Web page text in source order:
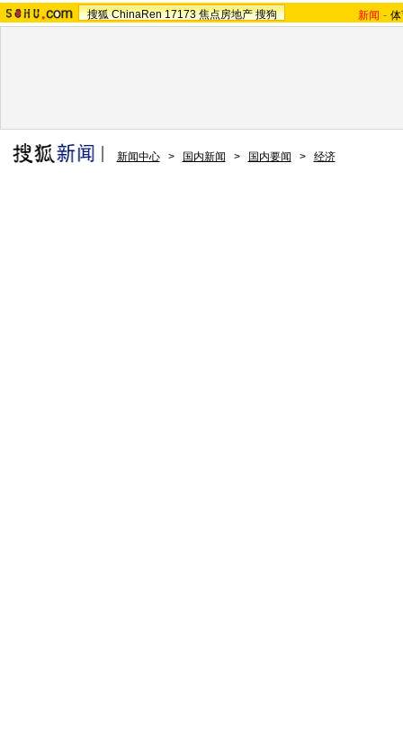
搜狐 ChinaRen 17173 焦点房地产 搜狗 新闻 -
新闻中心 > 国内新闻 > 国内要闻 > 经济